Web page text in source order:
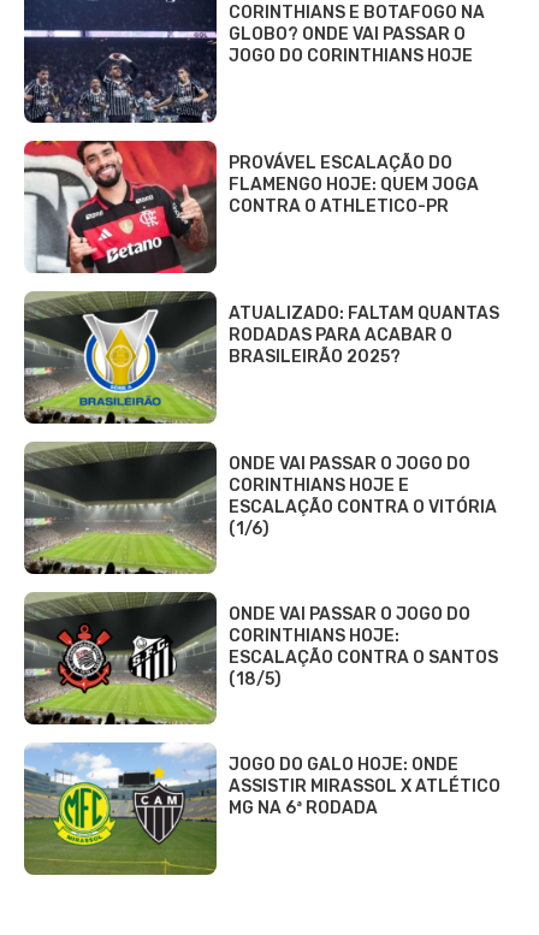
CORINTHIANS E BOTAFOGO NA
GLOBO? ONDE VAI PASSAR O
JOGO DO CORINTHIANS HOJE
PROVÁVEL ESCALAÇÃO DO
FLAMENGO HOJE: QUEM JOGA
CONTRA O ATHLETICO-PR
ATUALIZADO: FALTAM QUANTAS
RODADAS PARA ACABAR O
BRASILEIRÃO 2025?
ONDE VAI PASSAR O JOGO DO
CORINTHIANS HOJE E
ESCALAÇÃO CONTRA O VITÓRIA
(1/6)
ONDE VAI PASSAR O JOGO DO
CORINTHIANS HOJE:
ESCALAÇÃO CONTRA O SANTOS
(18/5)
JOGO DO GALO HOJE: ONDE
ASSISTIR MIRASSOL X ATLÉTICO
MG NA 6ª RODADA